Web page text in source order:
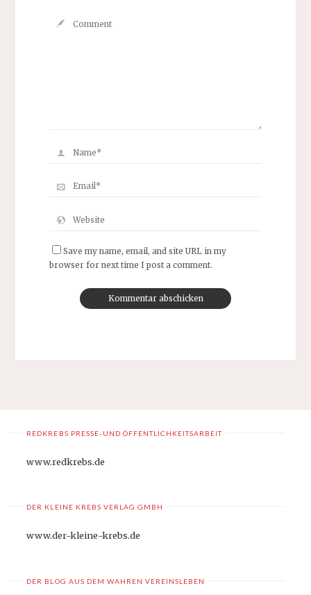
Save my name, email, and site URL in my
browser for next time I post a comment.
REDKREBS PRESSE-UND ÖFFENTLICHKEITSARBEIT
www.redkrebs.de
DER KLEINE KREBS VERLAG GMBH
www.der-kleine-krebs.de
DER BLOG AUS DEM WAHREN VEREINSLEBEN